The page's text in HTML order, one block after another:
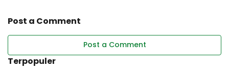
Post a Comment
Post a Comment
Terpopuler